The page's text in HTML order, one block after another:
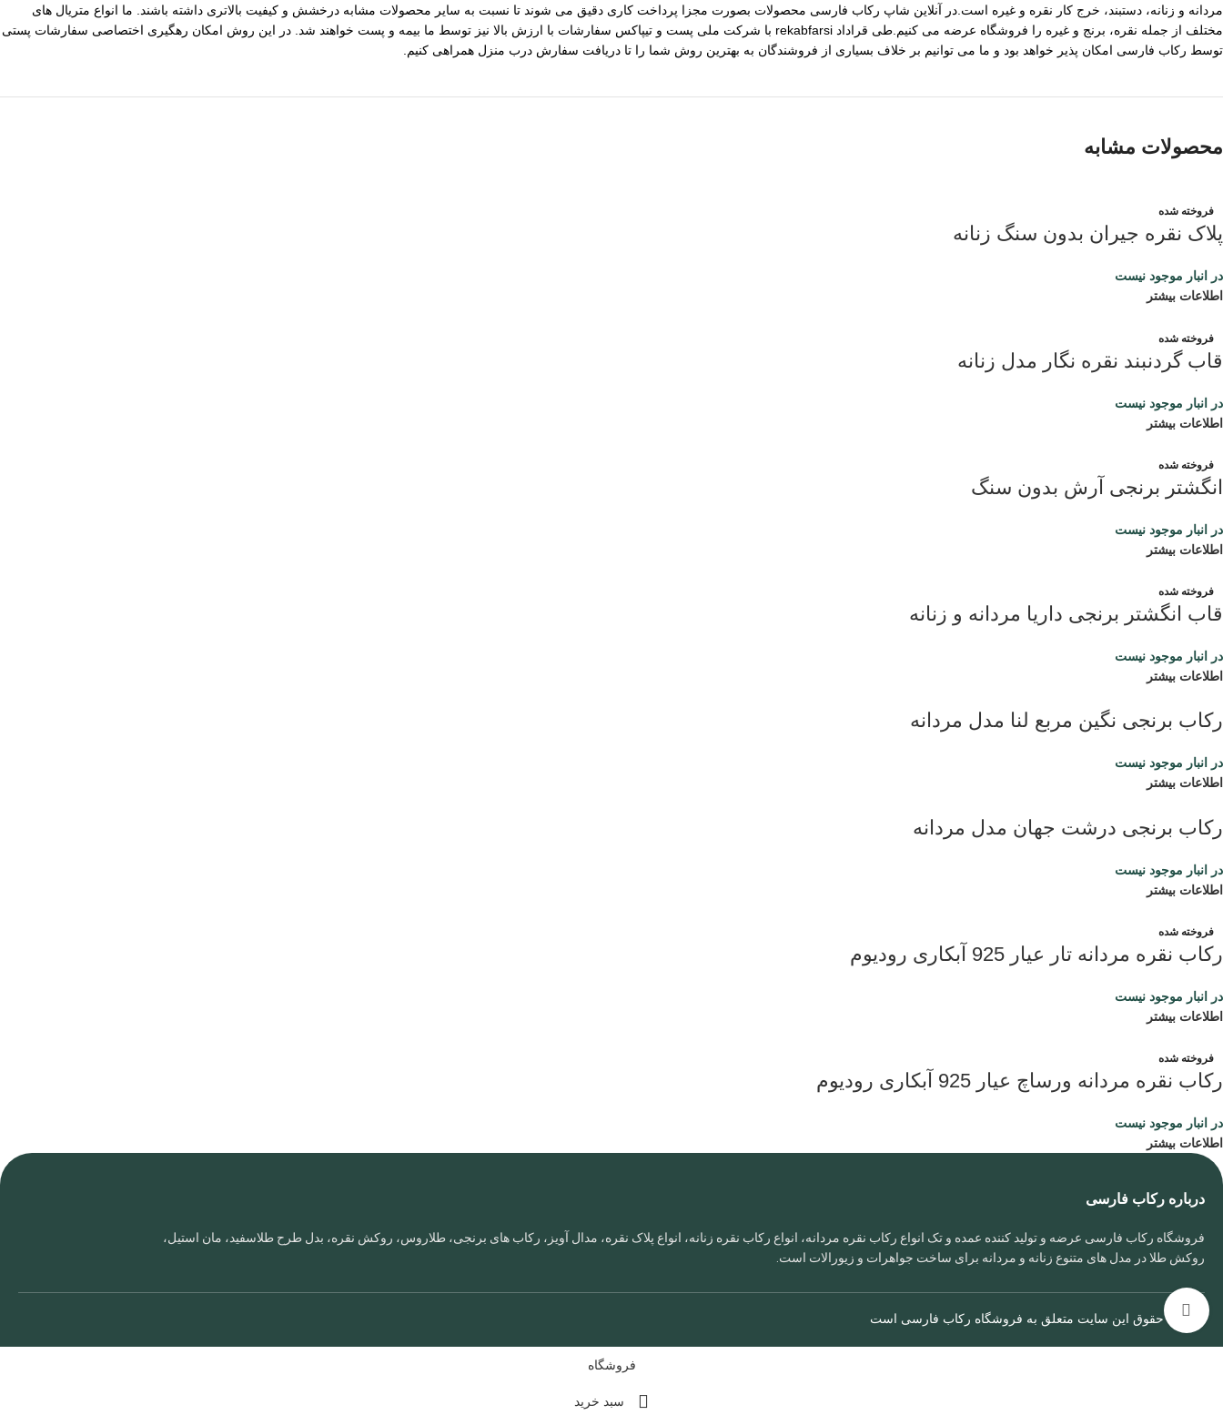
برای بزرگنمایی کلیک کنید
مردانه و زنانه، دستبند، خرج کار نقره و غیره است.در آنلاین شاپ رکاب فارسی محصولات بصورت مجزا پرداخت کاری دقیق می شوند تا نسبت به سایر محصولات مشابه درخشش و کیفیت بالاتری داشته باشند. ما انواع متریال های
مختلف از جمله نقره، برنج و غیره را فروشگاه عرضه می کنیم.طی قراداد rekabfarsi با شرکت ملی پست و تیپاکس سفارشات با ارزش بالا نیز توسط ما بیمه و پست خواهند شد. در این روش امکان رهگیری اختصاصی سفارشات پستی
توسط رکاب فارسی امکان پذیر خواهد بود و ما می توانیم بر خلاف بسیاری از فروشندگان به بهترین روش شما را تا دریافت سفارش درب منزل همراهی کنیم.
محصولات مشابه
فروخته شده
پلاک نقره جیران بدون سنگ زنانه
در انبار موجود نیست
اطلاعات بیشتر
فروخته شده
قاب گردنبند نقره نگار مدل زنانه
در انبار موجود نیست
اطلاعات بیشتر
فروخته شده
انگشتر برنجی آرش بدون سنگ
در انبار موجود نیست
اطلاعات بیشتر
فروخته شده
قاب انگشتر برنجی داریا مردانه و زنانه
در انبار موجود نیست
اطلاعات بیشتر
رکاب برنجی نگین مربع لنا مدل مردانه
در انبار موجود نیست
اطلاعات بیشتر
رکاب برنجی درشت جهان مدل مردانه
در انبار موجود نیست
اطلاعات بیشتر
فروخته شده
رکاب نقره مردانه تار عیار 925 آبکاری رودیوم
در انبار موجود نیست
اطلاعات بیشتر
فروخته شده
رکاب نقره مردانه ورساچ عیار 925 آبکاری رودیوم
در انبار موجود نیست
اطلاعات بیشتر
درباره رکاب فارسی
فروشگاه رکاب فارسی عرضه و تولید کننده عمده و تک انواع رکاب نقره مردانه، انواع رکاب نقره زنانه، انواع پلاک نقره، مدال آویز، رکاب های برنجی، طلاروس، روکش نقره، بدل طرح طلاسفید، مان استیل،
روکش طلا در مدل های متنوع زنانه و مردانه برای ساخت جواهرات و زیورالات است.
تمامی حقوق این سایت متعلق به فروشگاه رکاب فارسی است
فروشگاه
سبد خرید